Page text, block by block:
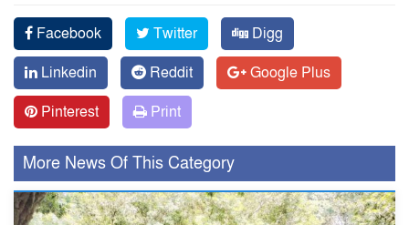
Facebook Twitter
Digg
Linkedin
Reddit
Google Plus
Pinterest
Print
More News Of This Category